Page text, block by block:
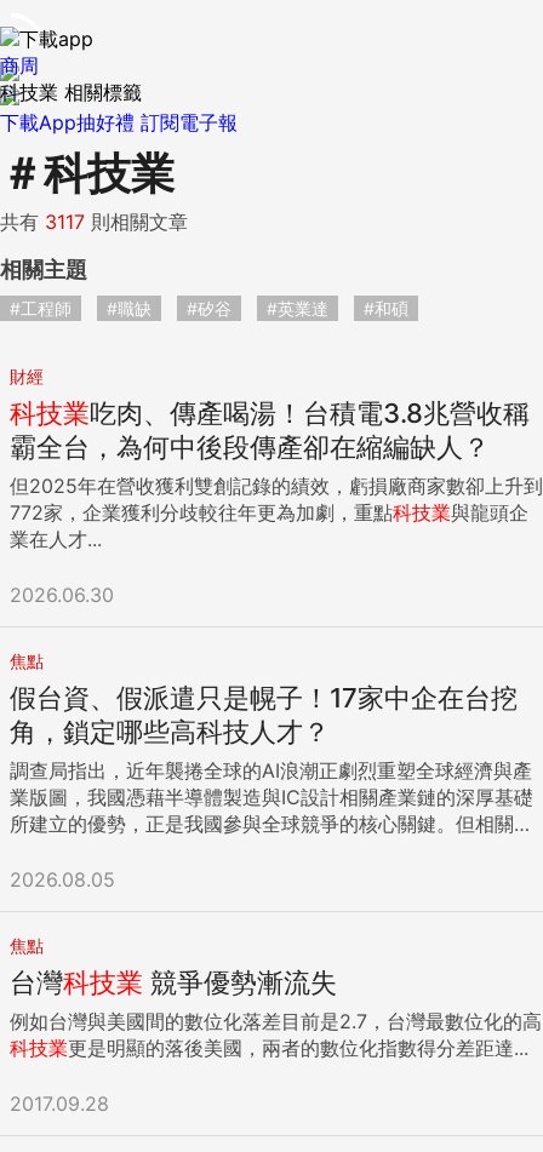
下載App抽好禮 訂閱電子報
商周
科技業 相關標籤
＃科技業
共有 3117 則相關文章
相關主題
#工程師 #職缺 #矽谷 #英業達 #和碩
財經
科技業吃肉、傳產喝湯！台積電3.8兆營收稱
霸全台，為何中後段傳產卻在縮編缺人？
但2025年在營收獲利雙創記錄的績效，虧損廠商家數卻上升到
772家，企業獲利分歧較往年更為加劇，重點科技業與龍頭企
業在人才...
2026.06.30
焦點
假台資、假派遣只是幌子！17家中企在台挖
角，鎖定哪些高科技人才？
調查局指出，近年襲捲全球的AI浪潮正劇烈重塑全球經濟與產
業版圖，我國憑藉半導體製造與IC設計相關產業鏈的深厚基礎
所建立的優勢，正是我國參與全球競爭的核心關鍵。但相關產
勢流失的困境。 調查局表示，為防堵中企違法在台挖角及從事
外資、真陸資來台設點」、「未經核准私設據點」、「透過人
力顧問管理公司虛偽派遣員工」等方式掩飾身分，藉此非法在
台挖角台灣高科技人才。 調查局自今年4月起規劃中企非法在
台挖角高科技人才案，經縝密蒐證後，即繫屬台北、新北、士
林、桃園、新竹及台南地方檢察署指揮調查局所屬9個外勤調
員逾330人次、搜索64處所、詢問114人次。 調查局提到，17
件涉嫌不法案分別為： 台北市調查處偵辦： 炬芯科技股份有
2026.08.05
焦點
台灣科技業 競爭優勢漸流失
例如台灣與美國間的數位化落差目前是2.7，台灣最數位化的高
科技業更是明顯的落後美國，兩者的數位化指數得分差距達...
2017.09.28